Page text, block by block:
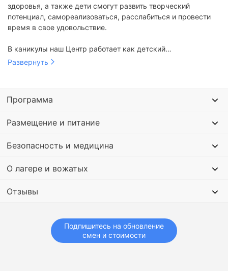
здоровья, а также дети смогут развить творческий
потенциал, самореализоваться, расслабиться и провести
время в свое удовольствие.
В каникулы наш Центр работает как детский
оздоровительный лагерь, а в остальное время как база
семинары.
Развернуть
Программа
Размещение и питание
Безопасность и медицина
О лагере и вожатых
Отзывы
Подпишитесь на обновление
смен и стоимости